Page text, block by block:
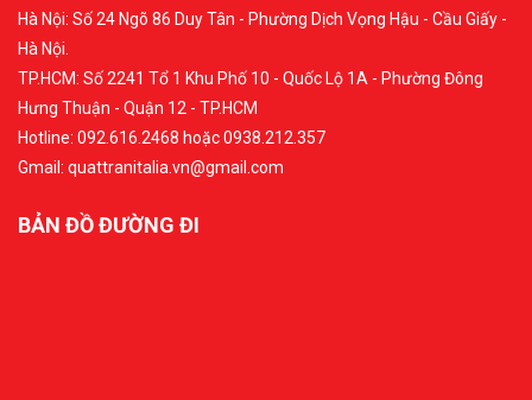
Hà Nội: Số 24 Ngõ 86 Duy Tân - Phường Dịch Vọng Hậu - Cầu Giấy -
Hà Nội.
TP.HCM: Số 2241 Tổ 1 Khu Phố 10 - Quốc Lộ 1A - Phường Đông
Hưng Thuận - Quận 12 - TP.HCM
Hotline: 092.616.2468 hoặc 0938.212.357
Gmail: quattranitalia.vn@gmail.com
BẢN ĐỒ ĐƯỜNG ĐI